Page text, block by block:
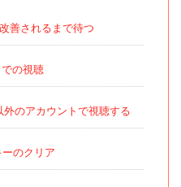
善されるまで待つ
の視聴
外のアカウントで視聴する
のクリア